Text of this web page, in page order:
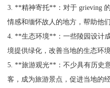
3. **精神寄托**：对于 grieving
情感和缅怀故人的地方，帮助他
4. **生态环境**：一些陵园设计
境提供绿化，改善当地的生态环境
5. **旅游观光**：不少具有历史
客，成为旅游景点，促进当地的经